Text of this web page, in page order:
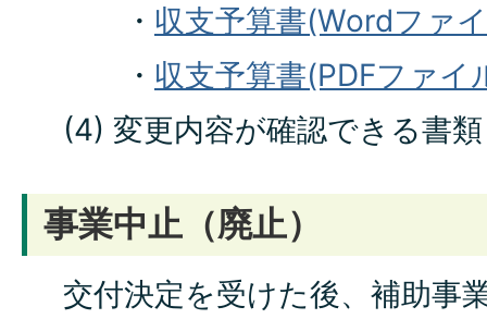
・ 収支予算書(Wordファ
・ 収支予算書(PDFファイ
(4) 変更内容が確認できる書
事業中止（廃止）
交付決定を受けた後、補助事